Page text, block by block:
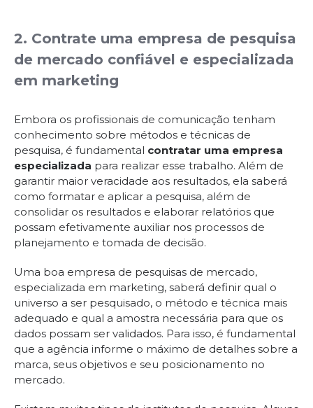
2. Contrate uma empresa de pesquisa
de mercado confiável e especializada
em marketing
Embora os profissionais de comunicação tenham
conhecimento sobre métodos e técnicas de
pesquisa, é fundamental contratar uma empresa
especializada para realizar esse trabalho. Além de
garantir maior veracidade aos resultados, ela saberá
como formatar e aplicar a pesquisa, além de
consolidar os resultados e elaborar relatórios que
possam efetivamente auxiliar nos processos de
planejamento e tomada de decisão.
Uma boa empresa de pesquisas de mercado,
especializada em marketing, saberá definir qual o
universo a ser pesquisado, o método e técnica mais
adequado e qual a amostra necessária para que os
dados possam ser validados. Para isso, é fundamental
que a agência informe o máximo de detalhes sobre a
marca, seus objetivos e seu posicionamento no
mercado.